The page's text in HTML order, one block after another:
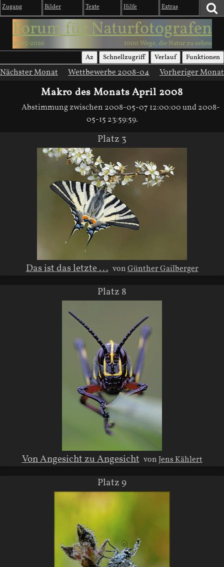
Zugang Bilder Texte Hilfe Extras
Forum für Naturfotografen
2003-2026 1000 Wege, die Natur zu sehen
Az Schnellzugriff Verlauf Funktionen
Nächster Monat Wettbewerbe 2008-04 Vorheriger Monat
Makro des Monats April 2008
Abstimmung zwischen 2008-05-07 12:00:00 und 2008-
05-15 23:59:59.
Platz 3
Das ist das letzte ... vonGünther Gailberger
Platz 8
Von Angesicht zu Angesicht vonJens Kählert
Platz 9